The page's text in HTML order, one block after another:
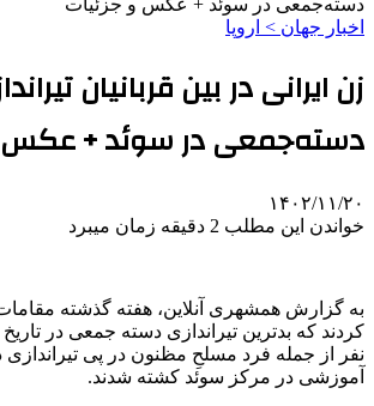
دسته‌جمعی در سوئد + عکس و جزئیات
اخبار جهان > اروپا
زن ایرانی در بین قربانیان
دسته‌جمعی در سوئد + عکس
۱۴۰۲/۱۱/۲۰
خواندن این مطلب 2 دقیقه زمان میبرد
به گزارش همشهری آنلاین، هفته گذشته
نفر از جمله فرد مسلحِ مظنون در پی تیراندازی
آموزشی در مرکز سوئد کشته شدند.